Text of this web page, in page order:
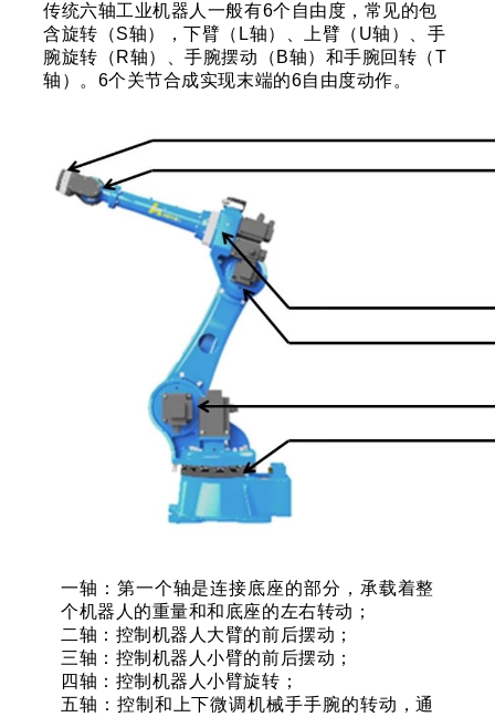
传统六轴工业机器人一般有6个自由度，常见的包
含旋转（S轴），下臂（L轴）、上臂（U轴）、手
腕旋转（R轴）、手腕摆动（B轴）和手腕回转（T
轴）。6个关节合成实现末端的6自由度动作。
一轴：第一个轴是连接底座的部分，承载着整
个机器人的重量和和底座的左右转动；
二轴：控制机器人大臂的前后摆动；
三轴：控制机器人小臂的前后摆动；
四轴：控制机器人小臂旋转；
五轴：控制和上下微调机械手手腕的转动，通